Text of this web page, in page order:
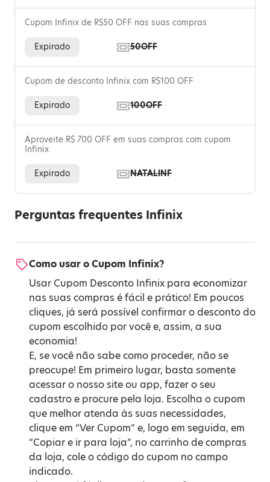
Cupom Infinix de R$50 OFF nas suas compras
Expirado 50OFF
Cupom de desconto Infinix com R$100 OFF
Expirado 100OFF
Aproveite R$ 700 OFF em suas compras com cupom
Infinix
Expirado NATALINF
Perguntas frequentes Infinix
Como usar o Cupom Infinix?
Usar Cupom Desconto Infinix para economizar
nas suas compras é fácil e prático! Em poucos
cliques, já será possível confirmar o desconto do
cupom escolhido por você e, assim, a sua
economia!
E, se você não sabe como proceder, não se
preocupe! Em primeiro lugar, basta somente
acessar o nosso site ou app, fazer o seu
cadastro e procure pela loja. Escolha o cupom
que melhor atenda às suas necessidades,
clique em “Ver Cupom” e, logo em seguida, em
“Copiar e ir para loja”, no carrinho de compras
da loja, cole o código do cupom no campo
indicado.